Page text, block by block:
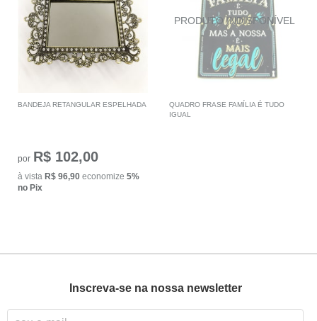
BANDEJA RETANGULAR ESPELHADA
por R$ 102,00
à vista R$ 96,90 economize 5%
no Pix
QUADRO FRASE FAMÍLIA É TUDO
IGUAL
Inscreva-se na nossa newsletter